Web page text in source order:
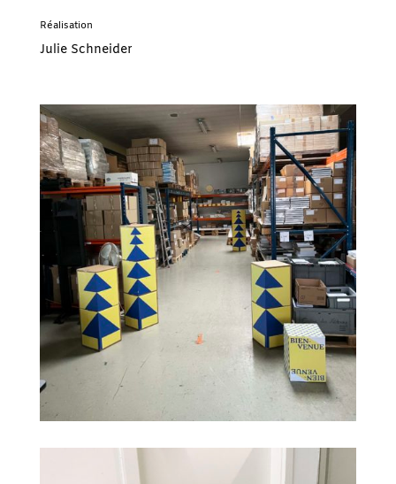
Réalisation
Julie Schneider